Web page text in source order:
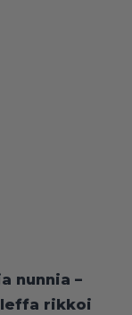
nunnia –
rikkoi